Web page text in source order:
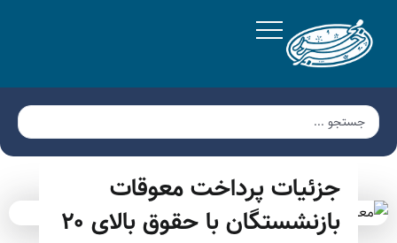
جزئیات پرداخت معوقات
بازنشستگان با حقوق بالای ۲۰